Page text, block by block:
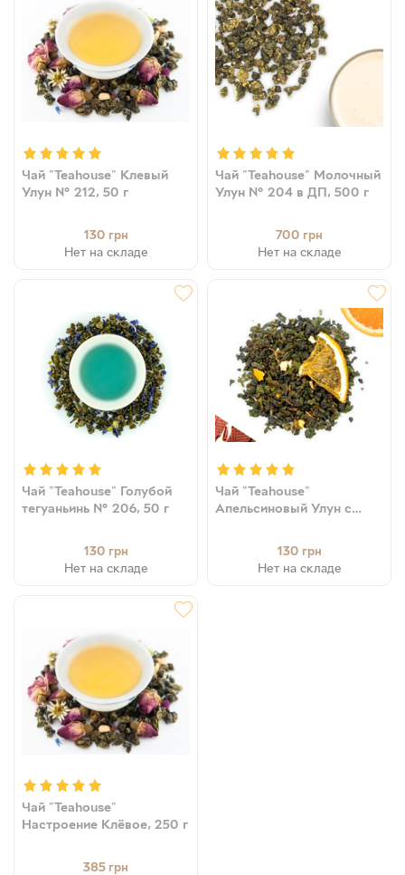
Чай "Teahouse" Клевый
Улун № 212, 50 г
130 грн
Нет на складе
Чай "Teahouse" Молочный
Улун № 204 в ДП, 500 г
700 грн
Нет на складе
Чай "Teahouse" Голубой
тегуаньинь № 206, 50 г
130 грн
Нет на складе
Чай "Teahouse"
Апельсиновый Улун с
130 грн
Нет на складе
Чай "Teahouse"
Настроение Клёвое, 250 г
385 грн